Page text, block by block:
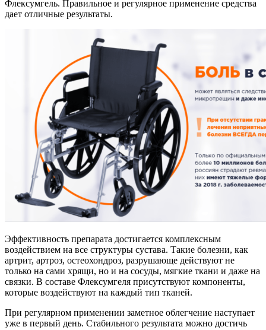
Флексумгель. Правильное и регулярное применение средства
дает отличные результаты.
Эффективность препарата достигается комплексным
воздействием на все структуры сустава. Такие болезни, как
артрит, артроз, остеохондроз, разрушающе действуют не
только на сами хрящи, но и на сосуды, мягкие ткани и даже на
связки. В составе Флексумгеля присутствуют компоненты,
которые воздействуют на каждый тип тканей.
При регулярном применении заметное облегчение наступает
уже в первый день. Стабильного результата можно достичь